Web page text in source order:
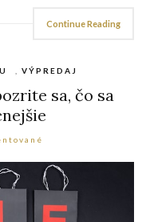
Continue Reading
VÝPREDAJ
sa, čo sa